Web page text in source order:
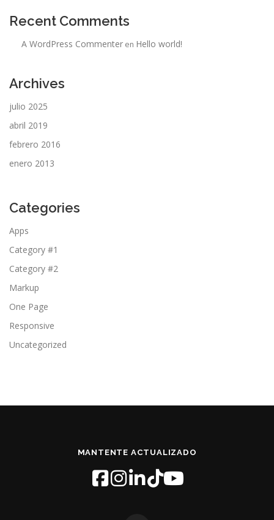
Recent Comments
A WordPress Commenter en Hello world!
Archives
julio 2025
abril 2019
febrero 2016
enero 2013
Categories
Apps
Category #1
Category #2
Markup
One Page
Responsive
Uncategorized
MANTENTE ACTUALIZADO